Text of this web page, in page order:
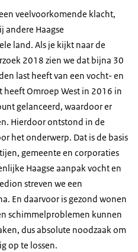
veelvoorkomende klacht,
andere Haagse
land. Als je kijkt naar de
2018 zien we dat bijna 30
last heeft van een vocht- en
Omroep West in 2016 in
gelanceerd, waardoor er
Hierdoor ontstond in de
het onderwerp. Dat is de basis
gemeente en corporaties
Haagse aanpak vocht en
streven we een
En daarvoor is gezond wonen
schimmelproblemen kunnen
dus absolute noodzaak om
op te lossen.